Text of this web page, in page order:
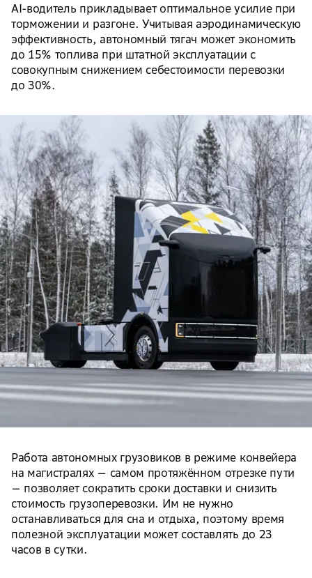
AI-водитель прикладывает оптимальное усилие при
торможении и разгоне. Учитывая аэродинамическую
эффективность, автономный тягач может экономить
до 15% топлива при штатной эксплуатации с
совокупным снижением себестоимости перевозки
до 30%.
Работа автономных грузовиков в режиме конвейера
на магистралях — самом протяжённом отрезке пути
— позволяет сократить сроки доставки и снизить
стоимость грузоперевозки. Им не нужно
останавливаться для сна и отдыха, поэтому время
полезной эксплуатации может составлять до 23
часов в сутки.